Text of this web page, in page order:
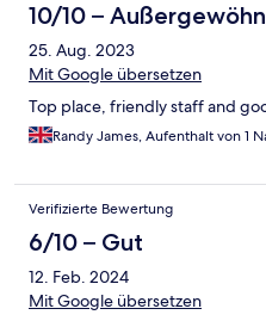
10/10 –
25. Aug. 2023
Mit Google übersetzen
Top place, friendly staff and
Randy James, Aufenthalt von 1
Verifizierte Bewertung
6/10 – Gut
12. Feb. 2024
Mit Google übersetzen